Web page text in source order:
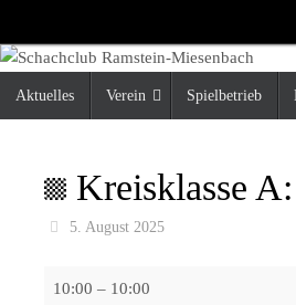
Inhalt
springen
Inhalt
Aktuelles Verein Spielbetrieb
Kreisklasse
5. August 2025
10:00 – 10:00